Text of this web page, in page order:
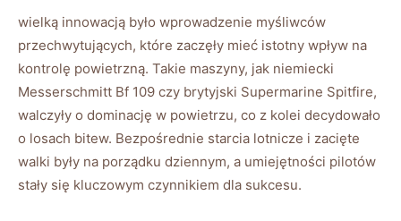
wielką innowacją było wprowadzenie myśliwców
przechwytujących, które zaczęły mieć istotny wpływ na
kontrolę powietrzną. Takie maszyny, jak niemiecki
Messerschmitt Bf 109 czy brytyjski Supermarine Spitfire,
walczyły o dominację w powietrzu, co z kolei decydowało
o losach bitew. Bezpośrednie starcia lotnicze i zacięte
walki były na porządku dziennym, a umiejętności pilotów
stały się kluczowym czynnikiem dla sukcesu.